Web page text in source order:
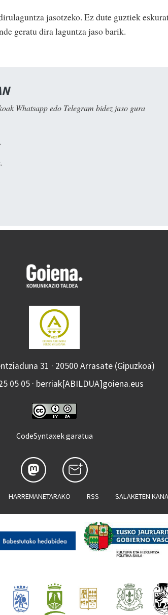
jasotzeko. Ez dute guztiek
geratu dira laguntza jaso barik.
Whatsapp edo Telegram bidez jaso gura
31 · 20500 Arrasate (Gipuzkoa)
05 05 · berriak[ABILDUA]goiena.eus
CodeSyntaxek garatua
HARREMANETARAKO RSS SALAKETEN